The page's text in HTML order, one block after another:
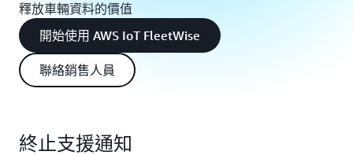
釋放車輛資料的價值
開始使用 AWS IoT FleetWise
聯絡銷售人員
終止支援通知